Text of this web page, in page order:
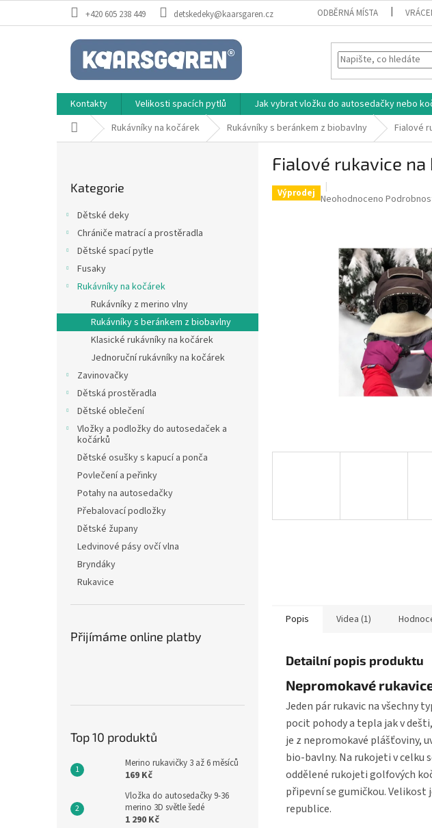
+420 605 238 449 detskedeky@kaarsgaren.cz ODBĚRNÁ MÍSTA
Kontakty Velikosti spacích pytlů Jak vybrat vložku do autosedačky nebo
Domů Rukávníky na kočárek Rukávníky s beránkem z biobavlny Fialové
n
e
kategorie
Kategorie
Dětské deky
Chrániče matrací a prostěradla
Dětské spací pytle
Fusaky
Rukávníky na kočárek
Rukávníky z merino vlny
Rukávníky s beránkem z biobavlny
Klasické rukávníky na kočárek
Jednoruční rukávníky na kočárek
Zavinovačky
Dětská prostěradla
Dětské oblečení
Vložky a podložky do autosedaček a
kočárků
Dětské osušky s kapucí a ponča
Povlečení a peřinky
Potahy na autosedačky
Přebalovací podložky
Dětské župany
Ledvinové pásy ovčí vlna
Bryndáky
Rukavice
Přijímáme online platby
Top 10 produktů
Merino rukavičky 3 až 6 měsíců
169 Kč
Vložka do autosedačky 9-36
merino 3D světle šedé
1 290 Kč
Fialové rukavice
Výprodej Průměrné
hvězdiček.
Neohodnoceno
Popis Videa (1)
Detailní popis produktu
Nepromokavé
Jeden pár rukavic na všechny
pocit pohody a tepla jak v
je z nepromokavé plášťoviny,
bio-bavlny. Na rukojeti v celku
oddělené rukojeti golfových
připevní se gumičkou. Velikost
republice.